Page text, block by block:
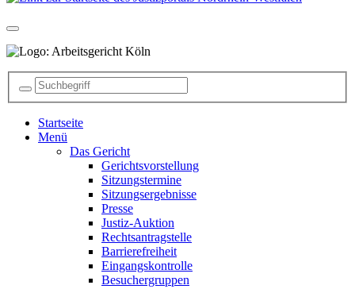
Startseite
Menü
Das Gericht
Gerichtsvorstellung
Sitzungstermine
Sitzungsergebnisse
Presse
Justiz-Auktion
Rechtsantragstelle
Barrierefreiheit
Eingangskontrolle
Besuchergruppen